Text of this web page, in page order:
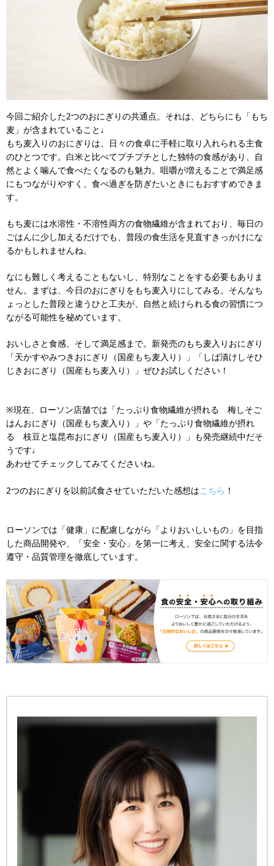
今回ご紹介した2つのおにぎりの共通点。それは、どちらにも「もち
麦」が含まれていること♩
もち麦入りのおにぎりは、日々の食卓に手軽に取り入れられる主食
のひとつです。白米と比べてプチプチとした独特の食感があり、自
然とよく噛んで食べたくなるのも魅力。咀嚼が増えることで満足感
にもつながりやすく、食べ過ぎを防ぎたいときにもおすすめできま
す。
もち麦には水溶性・不溶性両方の食物繊維が含まれており、毎日の
ごはんに少し加えるだけでも、普段の食生活を見直すきっかけにな
るかもしれませんね。
なにも難しく考えることもないし、特別なことをする必要もありま
せん。まずは、今日のおにぎりをもち麦入りにしてみる。そんなち
ょっとした普段と違うひと工夫が、自然と続けられる食の習慣につ
ながる可能性を秘めています。
おいしさと食感、そして満足感まで。新発売のもち麦入りおにぎり
「天かすやみつきおにぎり（国産もち麦入り）」「しば漬けしそひ
じきおにぎり（国産もち麦入り）」ぜひお試しください！
※現在、ローソン店舗では「たっぷり食物繊維が摂れる 梅しそご
はんおにぎり（国産もち麦入り）」や「たっぷり食物繊維が摂れ
る 枝豆と塩昆布おにぎり（国産もち麦入り）」も発売継続中だそ
うです♩
あわせてチェックしてみてくださいね。
2つのおにぎりを以前試食させていただいた感想はこちら ！
ローソンでは「健康」に配慮しながら「よりおいしいもの」を目指
した商品開発や、「安全・安心」を第一に考え、安全に関する法令
遵守・品質管理を徹底しています。